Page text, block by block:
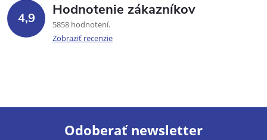
4,9 Hodnotenie zákazníkov
5858 hodnotení
Zobraziť recenzie
Odoberať newsletter